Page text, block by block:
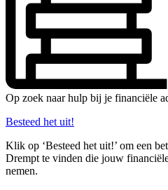
Op zoek naar hulp bij je financiële
Besteed het uit!
Klik op ‘Besteed het uit!’ om een
Drempt te vinden die jouw
nemen.